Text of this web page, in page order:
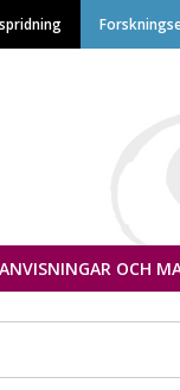
Hoppa
till
ANVISNINGAR OCH